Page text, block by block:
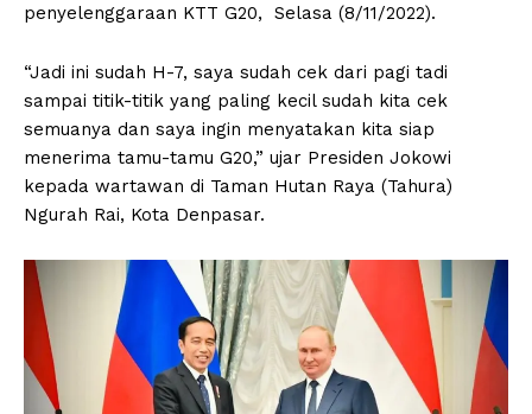
penyelenggaraan KTT G20, Selasa (8/11/2022).
“Jadi ini sudah H-7, saya sudah cek dari pagi tadi
sampai titik-titik yang paling kecil sudah kita cek
semuanya dan saya ingin menyatakan kita siap
menerima tamu-tamu G20,” ujar Presiden Jokowi
kepada wartawan di Taman Hutan Raya (Tahura)
Ngurah Rai, Kota Denpasar.